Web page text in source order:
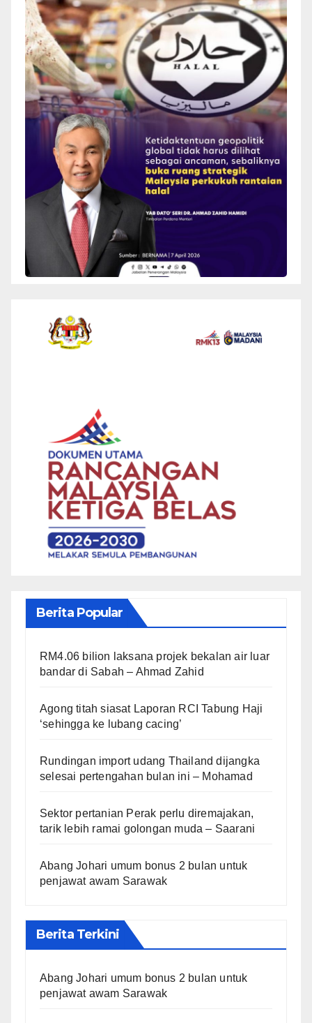
Berita Popular
RM4.06 bilion laksana projek bekalan air luar
bandar di Sabah – Ahmad Zahid
Agong titah siasat Laporan RCI Tabung Haji
‘sehingga ke lubang cacing’
Rundingan import udang Thailand dijangka
selesai pertengahan bulan ini – Mohamad
Sektor pertanian Perak perlu diremajakan,
tarik lebih ramai golongan muda – Saarani
Abang Johari umum bonus 2 bulan untuk
penjawat awam Sarawak
Berita Terkini
Abang Johari umum bonus 2 bulan untuk
penjawat awam Sarawak